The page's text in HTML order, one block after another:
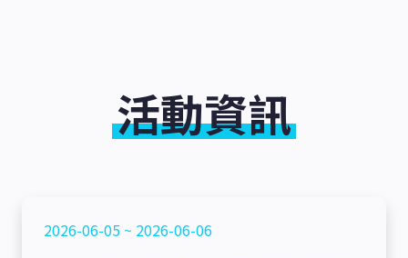
活動資訊
2026-06-05 ~ 2026-06-06